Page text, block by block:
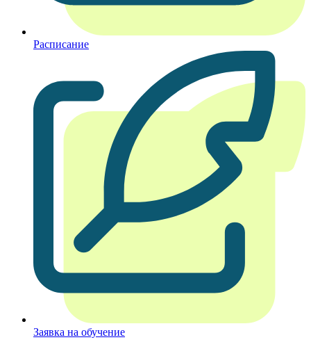
Расписание
Заявка на обучение